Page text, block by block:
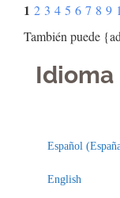
1 2 3 4 5 6 7 8 9
También puede
Idioma
Español
English